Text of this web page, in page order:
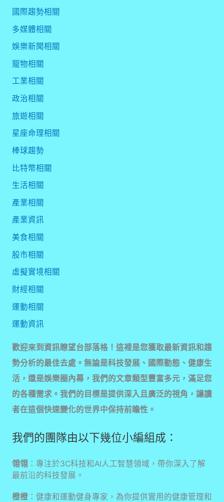
國際趨勢相關
多媒體相關
娛樂新聞相關
寵物相關
工業相關
政治相關
旅遊相關
星座命理相關
棒球趨勢
比特幣相關
生活相關
產業相關
產業資訊
美食相關
股市相關
虛擬實境相關
財經相關
運動相關
運動資訊
歡迎來到資訊瞭望台部落格！這裡是您獲取最新資訊和趨
勢分析的最佳去處。無論是科技發展、國際動態、健康生
活，還是娛樂圈內幕，我們的文章類型豐富多元，滿足您
的各種需求。我們的目標是提供深入且廣泛的視角，讓讀
者在這個快速變化的世界中保持前瞻性。
我們的團隊由以下幾位小編組成：
翎翎 ：專注於3C科技和AI人工智慧領域，帶你深入了解
最前沿的科技發展。
橙橙：健康和運動健身專家，為你提供實用的健康管理和